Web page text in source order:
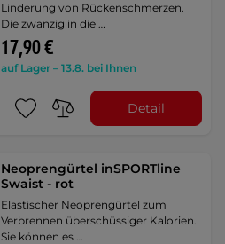
Linderung von Rückenschmerzen.
Die zwanzig in die …
17,90 €
auf Lager – 13.8. bei Ihnen
Detail
Neoprengürtel inSPORTline
Swaist - rot
Elastischer Neoprengürtel zum
Verbrennen überschüssiger Kalorien.
Sie können es …